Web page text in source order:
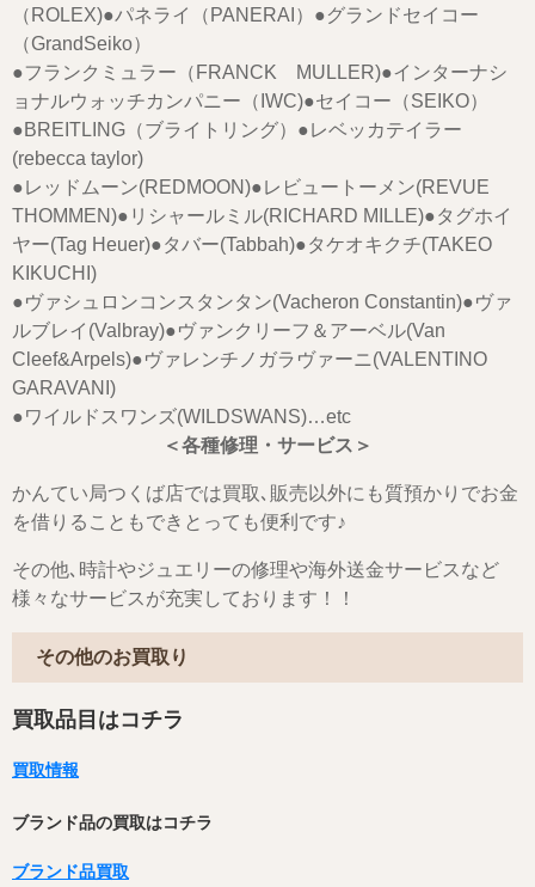
（ROLEX)●パネライ（PANERAI）●グランドセイコー
（GrandSeiko）
●フランクミュラー（FRANCK MULLER)●インターナシ
ョナルウォッチカンパニー（IWC)●セイコー（SEIKO）
●BREITLING（ブライトリング）●レベッカテイラー
(rebecca taylor)
●レッドムーン(REDMOON)●レビュートーメン(REVUE
THOMMEN)●リシャールミル(RICHARD MILLE)●タグホイ
ヤー(Tag Heuer)●タバー(Tabbah)●タケオキクチ(TAKEO
KIKUCHI)
●ヴァシュロンコンスタンタン(Vacheron Constantin)●ヴァ
ルブレイ(Valbray)●ヴァンクリーフ＆アーベル(Van
Cleef&Arpels)●ヴァレンチノガラヴァーニ(VALENTINO
GARAVANI)
●ワイルドスワンズ(WILDSWANS)…etc
＜各種修理・サービス＞
かんてい局つくば店では買取､販売以外にも質預かりでお金
を借りることもできとっても便利です♪
その他､時計やジュエリーの修理や海外送金サービスなど
様々なサービスが充実しております！！
その他のお買取り
買取品目はコチラ
買取情報
ブランド品の買取はコチラ
ブランド品買取